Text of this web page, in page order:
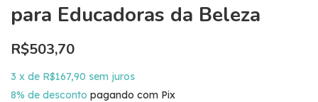
para Educadoras da Beleza
R$503,70
3 x de R$167,90 sem juros
8% de desconto pagando com Pix